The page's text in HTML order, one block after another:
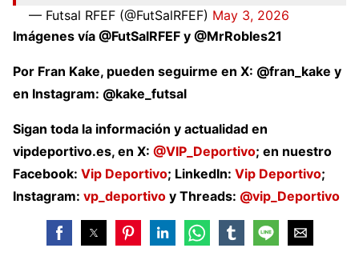
— Futsal RFEF (@FutSalRFEF) May 3, 2026
Imágenes vía @FutSalRFEF y @MrRobles21
Por Fran Kake, pueden seguirme en X: @fran_kake y
en Instagram: @kake_futsal
Sigan toda la información y actualidad en
vipdeportivo.es, en X: @VIP_Deportivo; en nuestro
Facebook: Vip Deportivo; LinkedIn: Vip Deportivo;
Instagram: vp_deportivo y Threads: @vip_Deportivo